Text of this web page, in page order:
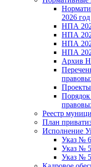
2026 год
НПА
НПА
НПА
НПА
Архив
Реестр
План
Исполнение
Указ №
Указ №
Указ №